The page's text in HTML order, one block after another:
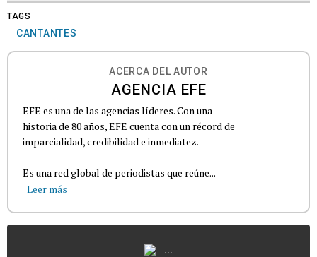
TAGS
CANTANTES
ACERCA DEL AUTOR
AGENCIA EFE
EFE es una de las agencias líderes. Con una
historia de 80 años, EFE cuenta con un récord de
imparcialidad, credibilidad e inmediatez.
Es una red global de periodistas que reúne...
Leer más
...